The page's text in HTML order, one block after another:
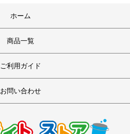
ホーム
商品一覧
ご利用ガイド
お問い合わせ